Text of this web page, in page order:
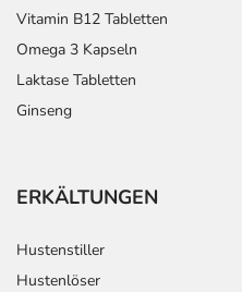
Vitamin B12 Tabletten
Omega 3 Kapseln
Laktase Tabletten
Ginseng
ERKÄLTUNGEN
Hustenstiller
Hustenlöser